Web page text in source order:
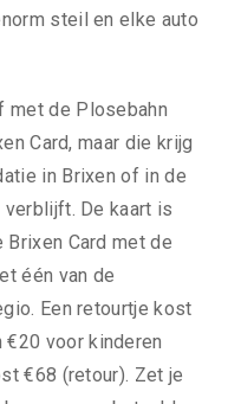
steil en elke auto
met de Plosebahn
Card, maar die krijg
in Brixen of in de
De kaart is
Card met de
één van de
Een retourtje kost
voor kinderen
€68 (retour). Zet je